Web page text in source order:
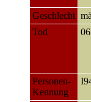
Geschlecht
Tod
Personen-
Kennung